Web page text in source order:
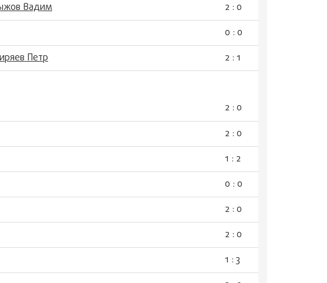
Вадим
2 : 0
0 : 0
Петр
2 : 1
2 : 0
2 : 0
1 : 2
0 : 0
2 : 0
2 : 0
1 : 3